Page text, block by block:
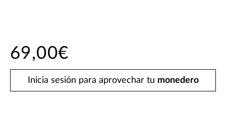
69,00€
Inicia sesión para aprovechar tu monedero